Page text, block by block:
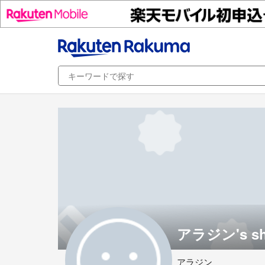
アラジン's
アラジン